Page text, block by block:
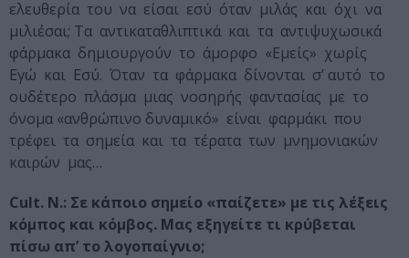
ελευθερία του να είσαι εσύ όταν μιλάς και όχι να
μιλιέσαι; Τα αντικαταθλιπτικά και τα αντιψυχωσικά
φάρμακα δημιουργούν το άμορφο «Εμείς» χωρίς
Εγώ και Εσύ. Όταν τα φάρμακα δίνονται σ’ αυτό το
ουδέτερο πλάσμα μιας νοσηρής φαντασίας με το
όνομα «ανθρώπινο δυναμικό» είναι φαρμάκι που
τρέφει τα σημεία και τα τέρατα των μνημονιακών
καιρών μας…
Cult. N.: Σε κάποιο σημείο «παίζετε» με τις λέξεις
κόμπος και κόμβος. Μας εξηγείτε τι κρύβεται
πίσω απ’ το λογοπαίγνιο;